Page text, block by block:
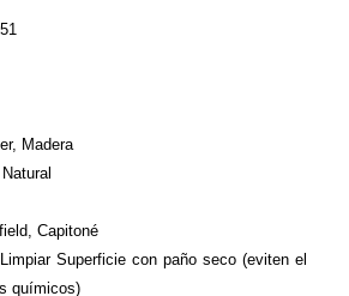
Madera
Capitoné
Superficie con paño seco (eviten el
químicos)